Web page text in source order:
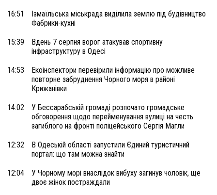
16:51
Ізмаїльська міськрада виділила землю під будівництво
Фабрики-кухні
15:39
Вдень 7 серпня ворог атакував спортивну
інфраструктуру в Одесі
14:53
Екоінспектори перевірили інформацію про можливе
повторне забруднення Чорного моря в районі
Крижанівки
14:02
У Бессарабській громаді розпочато громадське
обговорення щодо перейменування вулиці на честь
загиблого на фронті поліцейського Сергія Магли
12:32
В Одеській області запустили Єдиний туристичний
портал: що там можна знайти
12:04
У Чорному морі внаслідок вибуху загинув чоловік, ще
двоє жінок постраждали